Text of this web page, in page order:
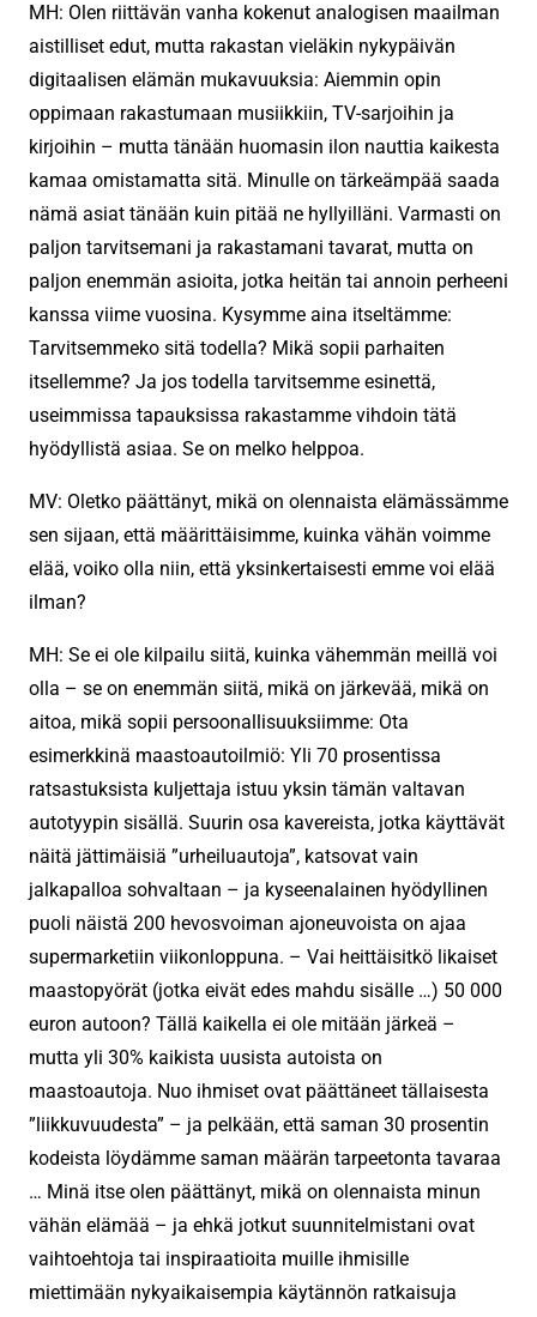
MH: Olen riittävän vanha kokenut analogisen maailman
aistilliset edut, mutta rakastan vieläkin nykypäivän
digitaalisen elämän mukavuuksia: Aiemmin opin
oppimaan rakastumaan musiikkiin, TV-sarjoihin ja
kirjoihin – mutta tänään huomasin ilon nauttia kaikesta
kamaa omistamatta sitä. Minulle on tärkeämpää saada
nämä asiat tänään kuin pitää ne hyllyilläni. Varmasti on
paljon tarvitsemani ja rakastamani tavarat, mutta on
paljon enemmän asioita, jotka heitän tai annoin perheeni
kanssa viime vuosina. Kysymme aina itseltämme:
Tarvitsemmeko sitä todella? Mikä sopii parhaiten
itsellemme? Ja jos todella tarvitsemme esinettä,
useimmissa tapauksissa rakastamme vihdoin tätä
hyödyllistä asiaa. Se on melko helppoa.
MV: Oletko päättänyt, mikä on olennaista elämässämme
sen sijaan, että määrittäisimme, kuinka vähän voimme
elää, voiko olla niin, että yksinkertaisesti emme voi elää
ilman?
MH: Se ei ole kilpailu siitä, kuinka vähemmän meillä voi
olla – se on enemmän siitä, mikä on järkevää, mikä on
aitoa, mikä sopii persoonallisuuksiimme: Ota
esimerkkinä maastoautoilmiö: Yli 70 prosentissa
ratsastuksista kuljettaja istuu yksin tämän valtavan
autotyypin sisällä. Suurin osa kavereista, jotka käyttävät
näitä jättimäisiä ”urheiluautoja”, katsovat vain
jalkapalloa sohvaltaan – ja kyseenalainen hyödyllinen
puoli näistä 200 hevosvoiman ajoneuvoista on ajaa
supermarketiin viikonloppuna. – Vai heittäisitkö likaiset
maastopyörät (jotka eivät edes mahdu sisälle …) 50 000
euron autoon? Tällä kaikella ei ole mitään järkeä –
mutta yli 30% kaikista uusista autoista on
maastoautoja. Nuo ihmiset ovat päättäneet tällaisesta
”liikkuvuudesta” – ja pelkään, että saman 30 prosentin
kodeista löydämme saman määrän tarpeetonta tavaraa
… Minä itse olen päättänyt, mikä on olennaista minun
vähän elämää – ja ehkä jotkut suunnitelmistani ovat
vaihtoehtoja tai inspiraatioita muille ihmisille
miettimään nykyaikaisempia käytännön ratkaisuja